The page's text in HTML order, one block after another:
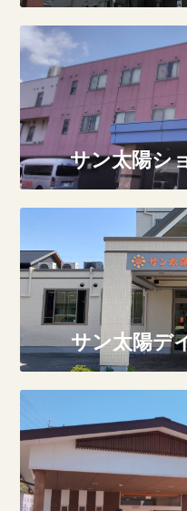
サン太陽シ
サン太陽デ